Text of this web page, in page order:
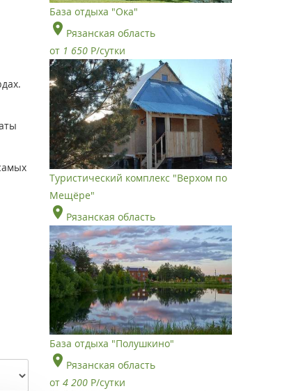
База отдыха "Ока"
Рязанская область
от 1 650 Р/сутки
Туристический комплекс "Верхом по
Мещёре"
Рязанская область
База отдыха "Полушкино"
Рязанская область
от 4 200 Р/сутки